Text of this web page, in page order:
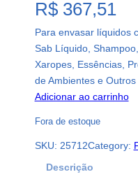
R$367,51
Para envasar líquidos
Sab Líquido,
Xaropes, Essências,
de Ambientes e Outros
Adicionar ao carrinho
Fora de estoque
SKU: 25712Category:
Descrição